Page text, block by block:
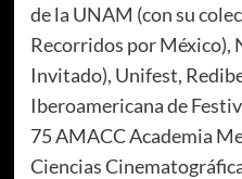
de la UNAM (con su
Recorridos por México),
Invitado), Unifest,
Iberoamericana de
75 AMACC Academia
Ciencias